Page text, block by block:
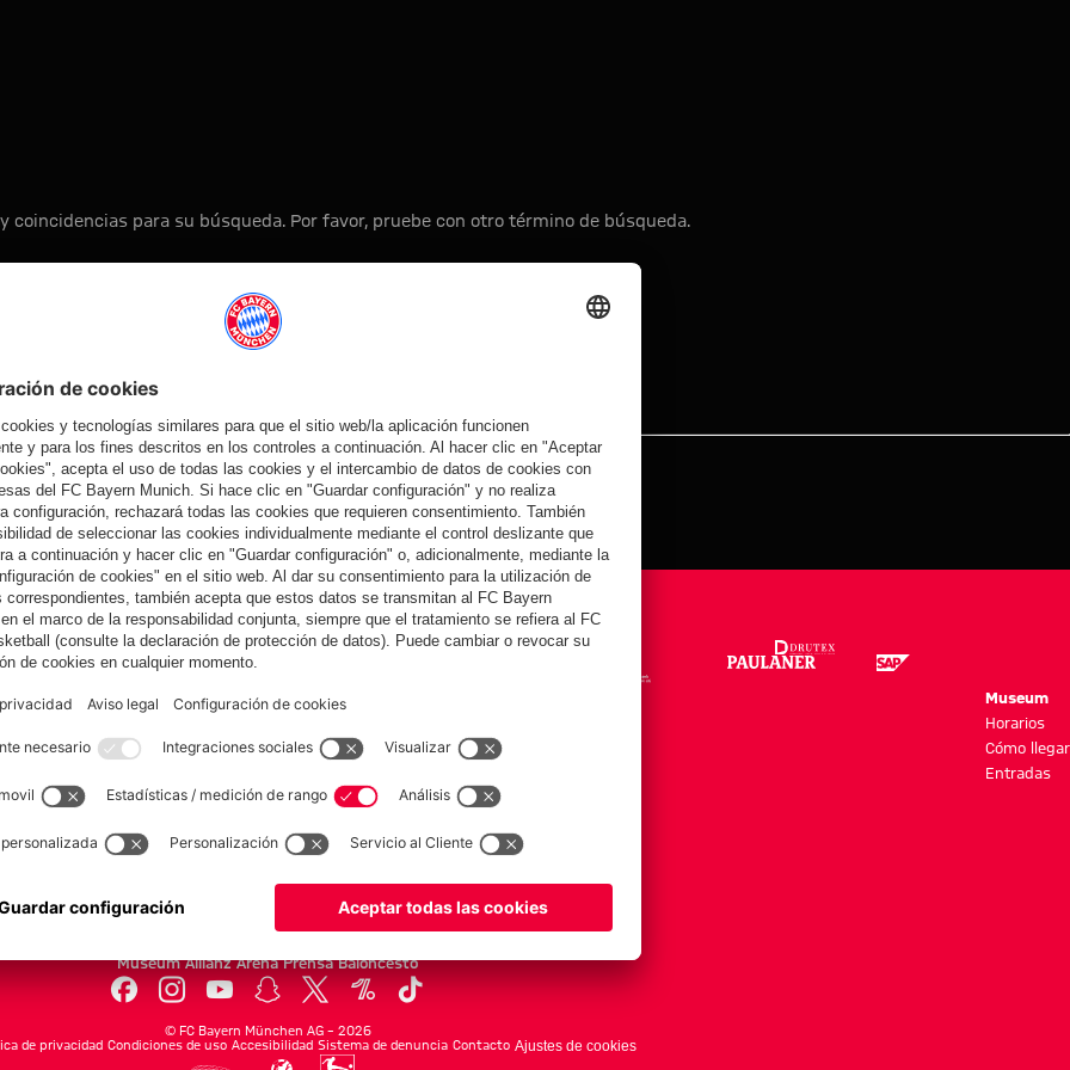
coincidencias para su búsqueda. Por favor, pruebe con otro término de búsqueda.
Colaborador
Moda
Nuevo
Museum
Horarios
Cómo llegar
Entradas
Museum Allianz Arena Prensa Baloncesto
© FC Bayern München AG – 2026
de privacidad Condiciones de uso Accesibilidad Sistema de denuncia Contacto Ajustes de cookies